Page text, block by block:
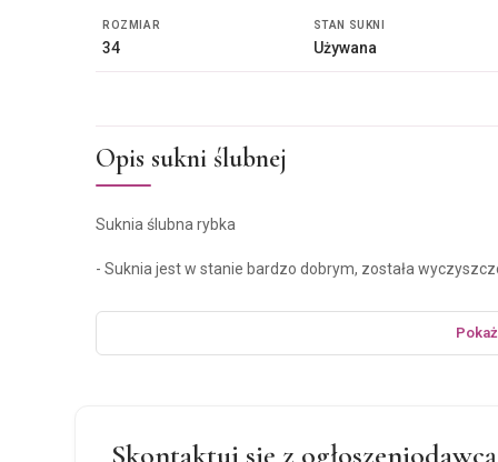
ROZMIAR
34
STAN SUKNI
Używana
Opis sukni ślubnej
Suknia ślubna rybka
- Suknia jest w stanie bardzo dobrym, została
- Posiada wszyte miseczki oraz tren zapinany na
- Polecam na szczupłe osoby z małym biustem
biodra 98cm
Skontaktuj się z ogłoszeniodawcą